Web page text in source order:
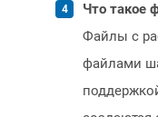
Что такое
Файлы с
файлами